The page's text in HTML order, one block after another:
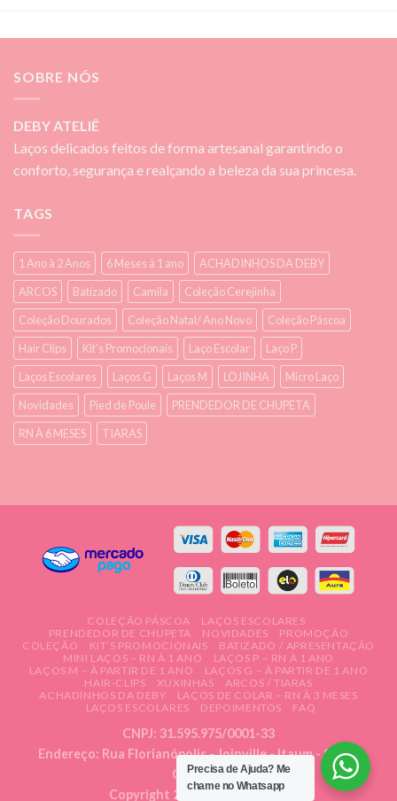
SOBRE NÓS
DEBY ATELIÊ
Laços delicados feitos de forma artesanal garantindo o
conforto, segurança e realçando a beleza da sua princesa.
TAGS
1 Ano à 2 Anos 6 Meses à 1 ano
ACHADINHOS DA DEBY
ARCOS
Batizado Camila
Coleção Cerejinha
Coleção Dourados
Coleção Natal/ Ano Novo
Coleção Páscoa
Hair Clips
Kit's Promocionais Laço Escolar
Laço P
Laços Escolares
Laços G Laços M LOJINHA
Micro Laço
Novidades
Pied de Poule
PRENDEDOR DE CHUPETA
RN À 6 MESES
TIARAS
COLEÇÃO PÁSCOA
LAÇOS ESCOLARES
PRENDEDOR DE CHUPETA
NOVIDADES
PROMOÇÃO
COLEÇÃO
KIT’S PROMOCIONAIS
BATIZADO / APRESENTAÇÃO
MINI LAÇOS – RN À 1 ANO
LAÇOS P – RN À 1 ANO
LAÇOS M – À PARTIR DE 1 ANO
LAÇOS G – À PARTIR DE 1 ANO
HAIR-CLIPS
XUXINHAS
ARCOS / TIARAS
ACHADINHOS DA DEBY
LAÇOS DE COLAR – RN À 3 MESES
LAÇOS ESCOLARES
DEPOIMENTOS FAQ
CNPJ: 31.595.975/0001-33
Endereço: Rua Florianópolis - Joinville - Itaum - Santa
Catarina
Copyright 2026 ©Deby Ateliê
Precisa de Ajuda? Me
chame no Whatsapp